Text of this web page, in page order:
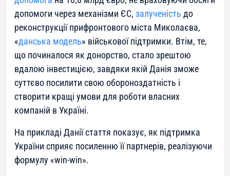
допомоги через механізми ЄС, залученість до
реконструкції прифронтового міста Миколаєва,
«данська модель» військової підтримки. Втім, те,
що починалося як донорство, стало зрештою
вдалою інвестицією, завдяки якій Данія зможе
суттєво посилити свою обороноздатність і
створити кращі умови для роботи власних
компаній в Україні.
На прикладі Данії стаття показує, як підтримка
України сприяє посиленню її партнерів, реалізуючи
формулу «win-win».